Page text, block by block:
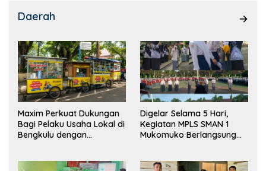
Daerah
Maxim Perkuat Dukungan
Bagi Pelaku Usaha Lokal di
Bengkulu dengan
Pasar
Digelar Selama 5 Hari,
Kegiatan MPLS SMAN 1
Mukomuko Berlangsung